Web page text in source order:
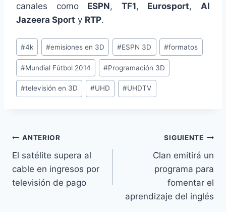
canales como ESPN, TF1, Eurosport, Al
Jazeera Sport y RTP.
Etiquetas
de
la
entrada:
#4k #emisiones en 3D #ESPN 3D #formatos
#Mundial Fútbol 2014 #Programación 3D
#televisión en 3D #UHD #UHDTV
Navegación
de
entradas
ANTERIOR
El satélite supera al
cable en ingresos por
televisión de pago
SIGUIENTE
Clan emitirá un
programa para
fomentar el
aprendizaje del inglés